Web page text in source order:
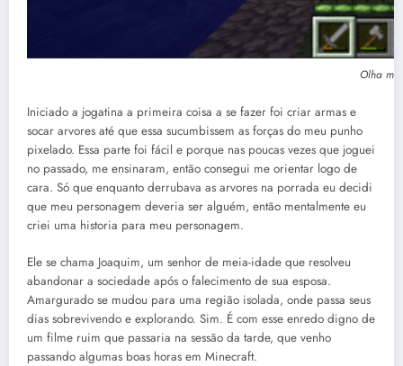
Olha
Iniciado a jogatina a primeira coisa a se fazer foi criar armas e
socar arvores até que essa sucumbissem as forças do meu punho
pixelado. Essa parte foi fácil e porque nas poucas vezes que joguei
no passado, me ensinaram, então consegui me orientar logo de
cara. Só que enquanto derrubava as arvores na porrada eu decidi
que meu personagem deveria ser alguém, então mentalmente eu
criei uma historia para meu personagem.
Ele se chama Joaquim, um senhor de meia-idade que resolveu
abandonar a sociedade após o falecimento de sua esposa.
Amargurado se mudou para uma região isolada, onde passa seus
dias sobrevivendo e explorando. Sim. É com esse enredo digno de
um filme ruim que passaria na sessão da tarde, que venho
passando algumas boas horas em Minecraft.